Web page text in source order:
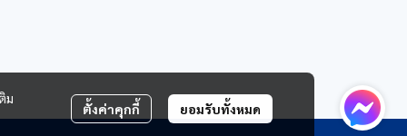
ม
ตั้งค่าคุกกี้ ยอมรับทั้งหมด